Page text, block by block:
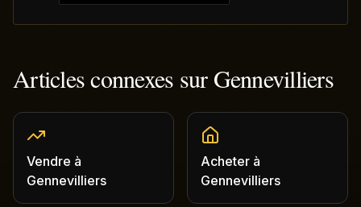
Articles connexes sur Gennevilliers
Vendre à
Gennevilliers
Acheter à
Gennevilliers